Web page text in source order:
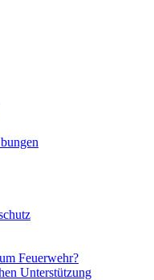
Feuerwehr?
Unterstützung